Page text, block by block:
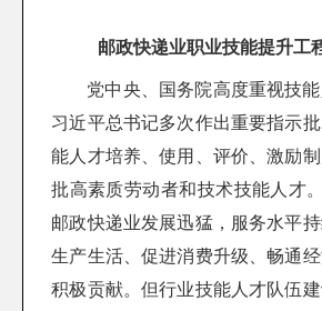
邮政快递业职业技能提升工
党中央、国务院高度重视技能
习近平总书记多次作出重要指示
能人才培养、使用、评价、激励
批高素质劳动者和技术技能人才。
邮政快递业发展迅猛，服务水平
生产生活、促进消费升级、畅通
积极贡献。但行业技能人才队伍